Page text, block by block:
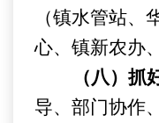
（镇水管站、
心、镇新农办
（八）抓
导、部门协作